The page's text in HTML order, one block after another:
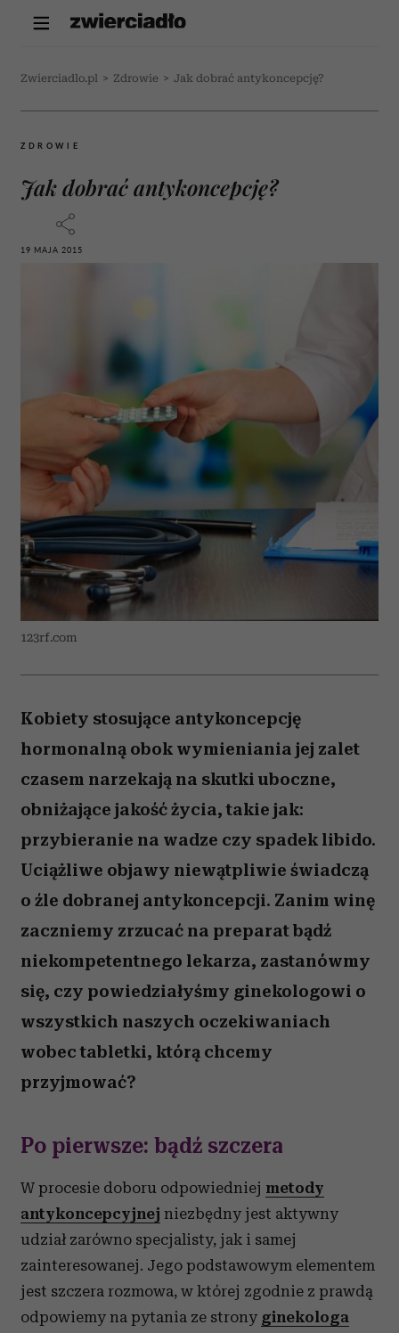
Zwierciadlo.pl > Zdrowie > Jak dobrać antykoncepcję?
ZDROWIE
Jak dobrać antykoncepcję?
19 MAJA 2015
123rf.com
Kobiety stosujące antykoncepcję
hormonalną obok wymieniania jej zalet
czasem narzekają na skutki uboczne,
obniżające jakość życia, takie jak:
przybieranie na wadze czy spadek libido.
Uciążliwe objawy niewątpliwie świadczą
o źle dobranej antykoncepcji. Zanim winę
zaczniemy zrzucać na preparat bądź
niekompetentnego lekarza, zastanówmy
się, czy powiedziałyśmy ginekologowi o
wszystkich naszych oczekiwaniach
wobec tabletki, którą chcemy
przyjmować?
Po pierwsze: bądź szczera
W procesie doboru odpowiedniej metody
antykoncepcyjnej niezbędny jest aktywny
udział zarówno specjalisty, jak i samej
zainteresowanej. Jego podstawowym elementem
jest szczera rozmowa, w której zgodnie z prawdą
odpowiemy na pytania ze strony ginekologa